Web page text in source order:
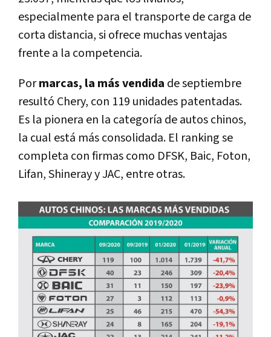
especialmente para el transporte de carga de
corta distancia, si ofrece muchas ventajas
frente a la competencia.
Pormarcas, la más vendida de septiembre
resultó Chery, con 119 unidades patentadas.
Es la pionera en la categoría de autos chinos,
la cual está más consolidada. El ranking se
completa con firmas como DFSK, Baic, Foton,
Lifan, Shineray y JAC, entre otras.